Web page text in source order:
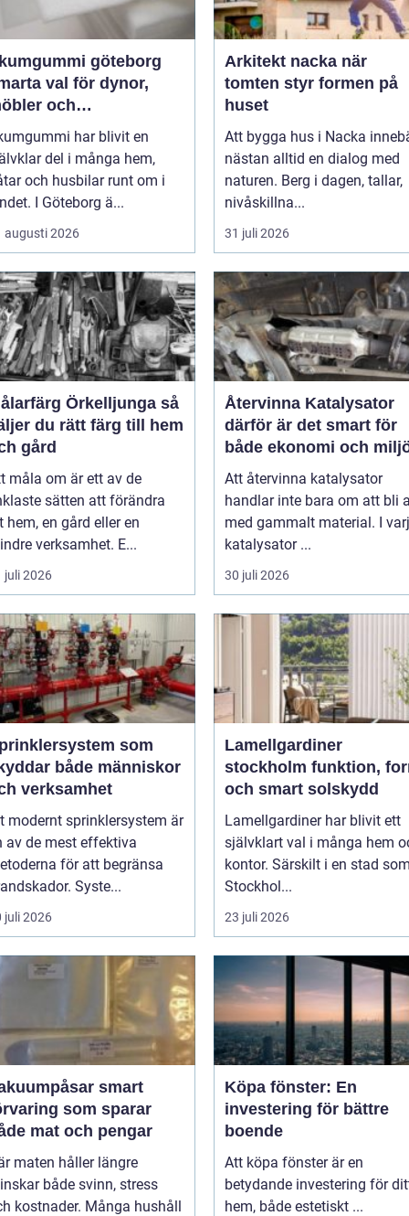
göteborg
val för dynor,
och
har blivit en
del i många hem,
och husbilar runt om i
I Göteborg ä...
augusti 2026
Arkitekt nacka när
tomten styr formen på
huset
Att bygga hus i Nacka
nästan alltid en dialog med
naturen. Berg i dagen, tallar,
nivåskillna...
31 juli 2026
Örkelljunga så
du rätt färg till hem
gård
måla om är ett av de
sätten att förändra
hem, en gård eller en
verksamhet. E...
juli 2026
Återvinna Katalysator
därför är det smart för
både ekonomi och
Att återvinna katalysator
handlar inte bara om att bli
med gammalt material. I
katalysator ...
30 juli 2026
som
både människor
verksamhet
modernt sprinklersystem är
av de mest effektiva
för att begränsa
Syste...
juli 2026
Lamellgardiner
stockholm funktion, form
och smart solskydd
Lamellgardiner har blivit ett
självklart val i många hem
kontor. Särskilt i en stad
Stockhol...
23 juli 2026
smart
som sparar
mat och pengar
maten håller längre
både svinn, stress
kostnader. Många hushåll
Köpa fönster: En
investering för bättre
boende
Att köpa fönster är en
betydande investering för
hem, både estetiskt ...